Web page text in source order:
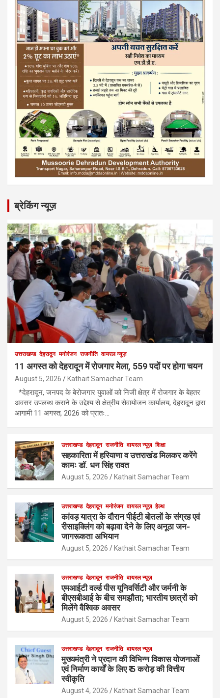
ब्रेकिंग न्यूज़
उत्तराखण्ड देहरादून मनोरंजन राजनीति वायरल न्यूज़
11 अगस्त को देहरादून में रोजगार मेला, 559 पदों पर होगा चयन
August 5, 2026 Kathait Samachar Team
*देहरादून, जनपद के बेरोजगार युवाओं को निजी क्षेत्र में रोजगार के बेहतर
अवसर उपलब्ध कराने के उद्देश्य से क्षेत्रीय सेवायोजन कार्यालय, देहरादून द्वारा
आगामी 11 अगस्त, 2026 को प्रातः…
उत्तराखण्ड देहरादून राजनीति वायरल न्यूज़ शिक्षा
सहकारिता में हरियाणा व उत्तराखंड मिलकर करेंगे
कामः डाॅ. धन सिंह रावत
August 5, 2026 Kathait Samachar Team
उत्तराखण्ड देहरादून मनोरंजन वायरल न्यूज़ हेल्थ
कांवड़ यात्रा के दौरान पीईटी बोतलों के संग्रह एवं
रीसाइक्लिंग को बढ़ावा देने के लिए अनूठा जन-
जागरूकता अभियान
August 5, 2026 Kathait Samachar Team
उत्तराखण्ड देहरादून राजनीति वायरल न्यूज़
एमआईटी वर्ल्ड पीस यूनिवर्सिटी और जर्मनी के
बीएसबीआई के बीच समझौता; भारतीय छात्रों को
मिलेंगे वैश्विक अवसर
August 5, 2026 Kathait Samachar Team
उत्तराखण्ड देहरादून राजनीति वायरल न्यूज़
मुख्यमंत्री ने प्रदान की विभिन्न विकास योजनाओं
एवं निर्माण कार्यों के लिए ₹ 5 करोड़ की वित्तीय
स्वीकृति
August 4, 2026 Kathait Samachar Team